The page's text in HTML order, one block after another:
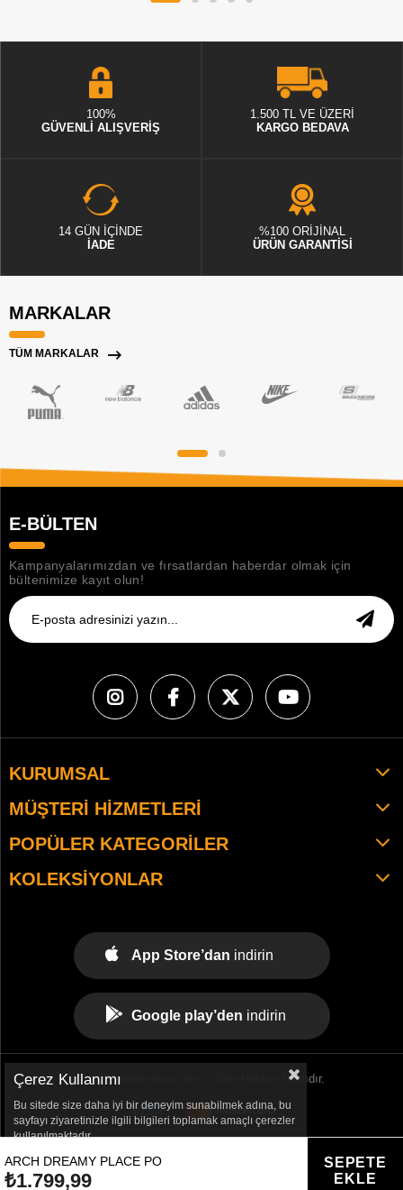
ARCH DREAMY PLACE PO
₺1.799,99
100%
GÜVENLİ ALIŞVERİŞ
1.500 TL VE ÜZERİ
KARGO BEDAVA
14 GÜN İÇİNDE
İADE
%100 ORİJİNAL
ÜRÜN GARANTİSİ
MARKALAR
TÜM MARKALAR
E-BÜLTEN
Kampanyalarımızdan ve fırsatlardan haberdar olmak için
bültenimize kayıt olun!
KURUMSAL
MÜŞTERI HIZMETLERI
POPÜLER KATEGORILER
KOLEKSIYONLAR
App Store’dan indirin
Google play’den indirin
© 2021 tekemspor.com. - Tüm Hakları Saklıdır.
Çerez Kullanımı
Bu sitede size daha iyi bir deneyim sunabilmek adına, bu
sayfayı ziyaretinizle ilgili bilgileri toplamak amaçlı çerezler
kullanılmaktadır.